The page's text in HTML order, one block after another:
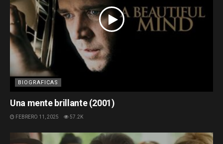
BIOGRAFICAS
Una mente brillante (2001)
FEBRERO 11, 2025 57.2K